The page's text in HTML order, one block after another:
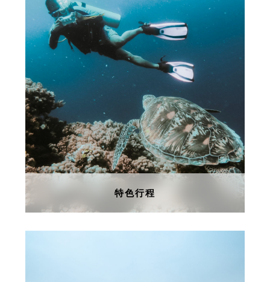
休闲游
让身心放松是度假旅游的基本要求。
休闲就是要在一种“无所事事”的境界
中达到积极的休息。因此，在紧张工
作后到欧洲的后花园度假，或游泳、
或阅读、或徜徉于海滨、或置身于温
煦的阳光下，使身心完全放松。这种
放松，完全有别于常的工作节奏，是
一个身心的调整。
了解更多
特色行程